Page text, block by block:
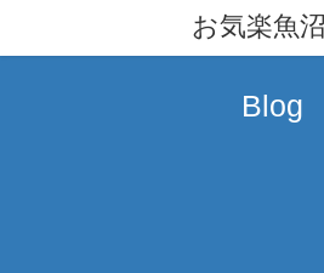
テ
ゲ
お気楽魚
Blog